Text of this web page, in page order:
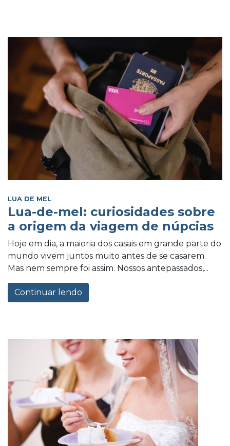
LUA DE MEL
Lua-de-mel: curiosidades sobre
a origem da viagem de núpcias
Hoje em dia, a maioria dos casais em grande parte do
mundo vivem juntos muito antes de se casarem.
Mas nem sempre foi assim. Nossos antepassados,...
Continuar lendo